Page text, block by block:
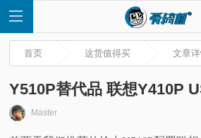
首页 这货值得买 文章
Y510P替代品 联想Y410P
Master